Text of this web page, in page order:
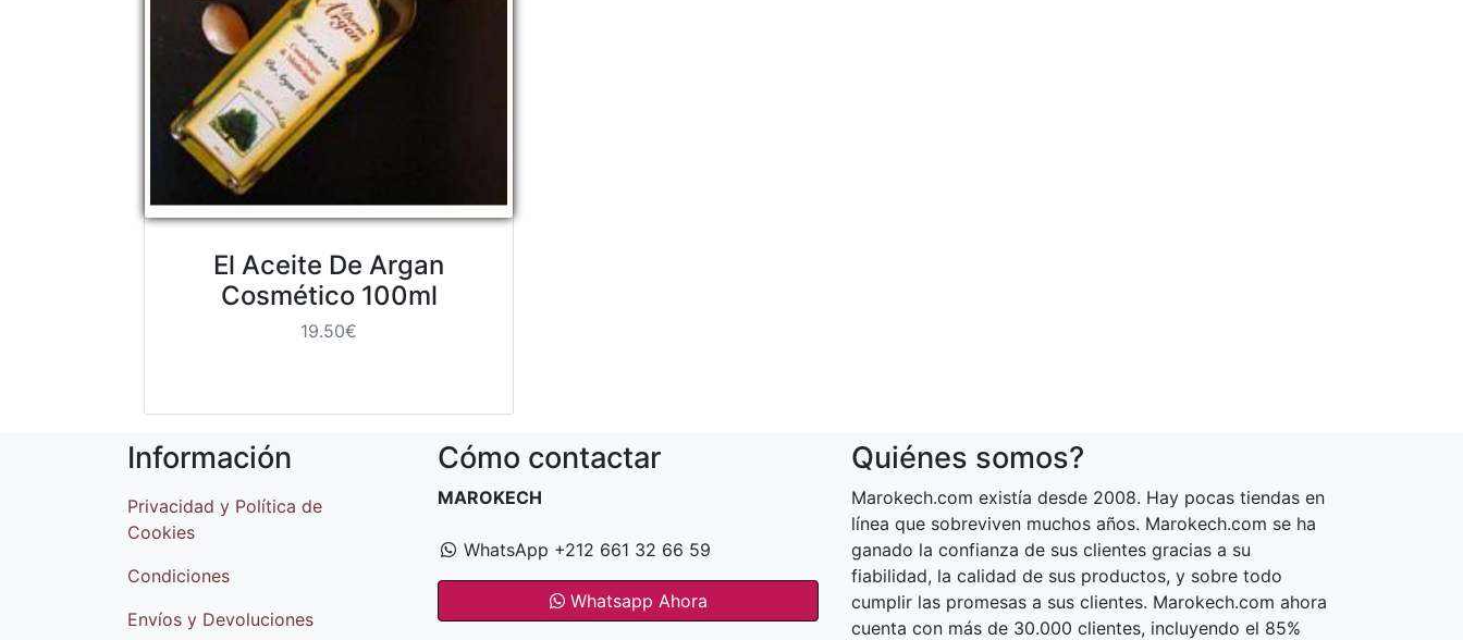
El Aceite De Argan
Cosmético 100ml
19.50€
Información
Privacidad y Política de
Cookies
Condiciones
Envíos y Devoluciones
Cómo contactar
MAROKECH
WhatsApp +212 661 32 66 59
Whatsapp Ahora
Quiénes somos?
Marokech.com existía desde 2008. Hay pocas tiendas en
línea que sobreviven muchos años. Marokech.com se ha
ganado la confianza de sus clientes gracias a su
fiabilidad, la calidad de sus productos, y sobre todo
cumplir las promesas a sus clientes. Marokech.com ahora
cuenta con más de 30.000 clientes, incluyendo el 85%